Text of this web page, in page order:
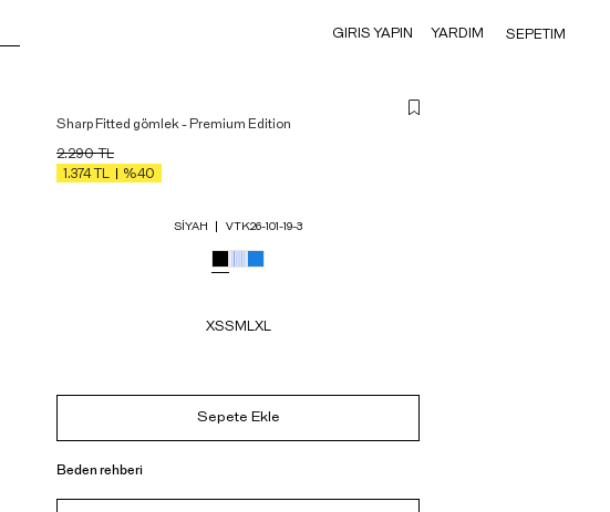
GIRIS YAPIN YARDIM SEPETIM
Sharp Fitted gömlek - Premium Edition
2.290TL
1.374 TL %40
SIYAH VTK26-101-19-3
XSS M XL
Sepete Ekle
Beden rehberi